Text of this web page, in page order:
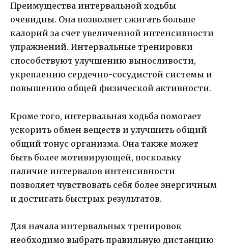
Преимущества интервальной ходьбы
очевидны. Она позволяет сжигать больше
калорий за счет увеличенной интенсивности
упражнений. Интервальные тренировки
способствуют улучшению выносливости,
укреплению сердечно-сосудистой системы и
повышению общей физической активности.
Кроме того, интервальная ходьба помогает
ускорить обмен веществ и улучшить общий
общий тонус организма. Она также может
быть более мотивирующей, поскольку
наличие интервалов интенсивности
позволяет чувствовать себя более энергичным
и достигать быстрых результатов.
Для начала интервальных тренировок
необходимо выбрать правильную дистанцию